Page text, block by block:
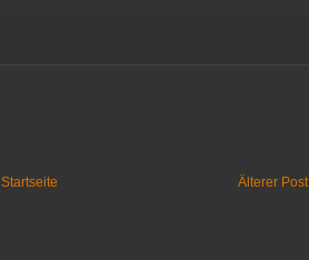
Älterer Post
Startseite